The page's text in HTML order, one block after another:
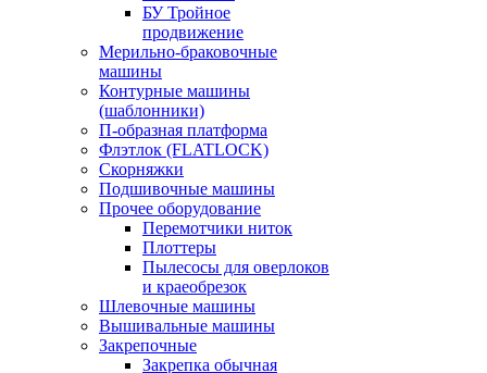
БУ Тройное
продвижение
Мерильно-браковочные
машины
Контурные машины
(шаблонники)
П-образная платформа
Флэтлок (FLATLOCK)
Скорняжки
Подшивочные машины
Прочее оборудование
Перемотчики ниток
Плоттеры
Пылесосы для оверлоков
и краеобрезок
Шлевочные машины
Вышивальные машины
Закрепочные
Закрепка обычная